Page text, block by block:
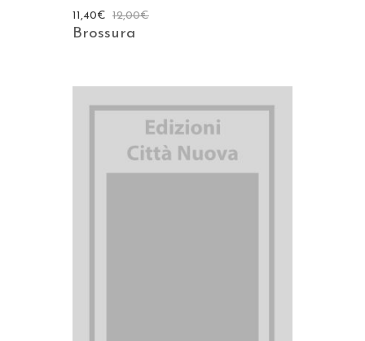
12,00€
11,40€
Brossura